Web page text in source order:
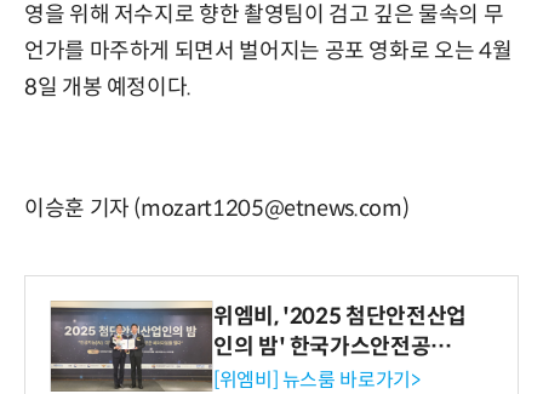
영을 위해 저수지로 향한 촬영팀이 검고 깊은 물속의 무
언가를 마주하게 되면서 벌어지는 공포 영화로 오는 4월
8일 개봉 예정이다.
이승훈 기자 (mozart1205@etnews.com)
위엠비, '2025 첨단안전산업
인의 밤' 한국가스안전공사
사장상 수상
[위엠비] 뉴스룸 바로가기>